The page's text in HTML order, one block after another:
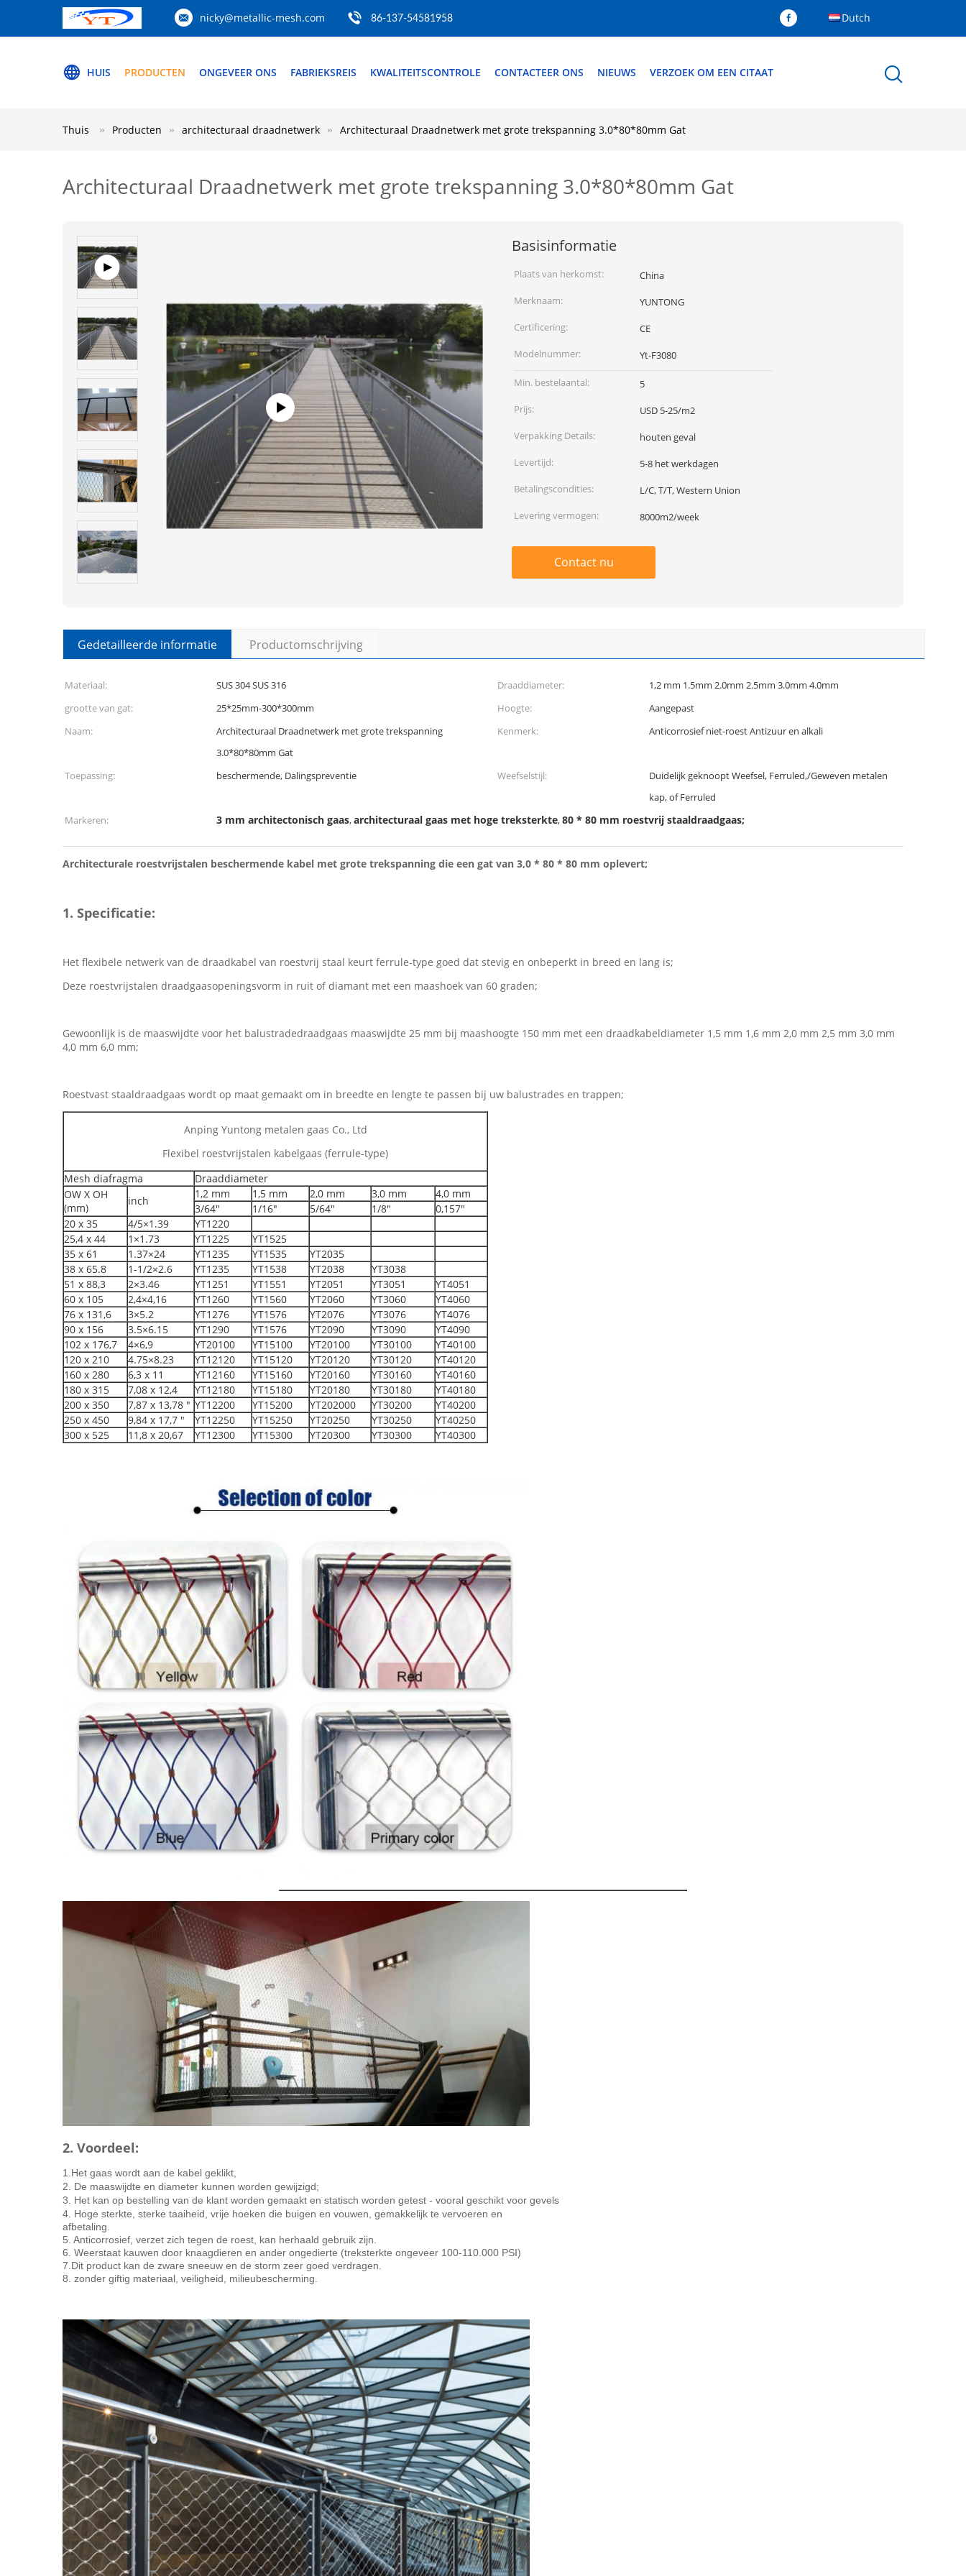
nicky@metallic-mesh.com 86-137-54581958 Dutch
HUIS PRODUCTEN ONGEVEER ONS FABRIEKSREIS KWALITEITSCONTROLE CONTACTEER ONS NIEUWS VERZOEK OM EEN CITAAT
Thuis Producten architecturaal draadnetwerk Architecturaal Draadnetwerk met grote trekspanning 3.0*80*80mm Gat
Architecturaal Draadnetwerk met grote trekspanning 3.0*80*80mm Gat
Basisinformatie
Plaats van herkomst:
China
Merknaam:
YUNTONG
Certificering:
CE
Modelnummer:
Yt-F3080
Min. bestelaantal:
5
Prijs:
USD 5-25/m2
Verpakking Details:
houten geval
Levertijd:
5-8 het werkdagen
Betalingscondities:
L/C, T/T, Western Union
Levering vermogen:
8000m2/week
Contact nu
Gedetailleerde informatie Productomschrijving
Materiaal: SUS 304 SUS 316 Draaddiameter:
1,2 mm 1.5mm 2.0mm 2.5mm 3.0mm 4.0mm
grootte van gat:
25*25mm-300*300mm Hoogte:
Aangepast
Naam:
Architecturaal Draadnetwerk met grote trekspanning
3.0*80*80mm Gat
Kenmerk: Anticorrosief niet-roest Antizuur en alkali
Toepassing: beschermende, Dalingspreventie Weefselstijl:
Duidelijk geknoopt Weefsel, Ferruled,/Geweven metalen
kap, of Ferruled
Markeren:
3 mm architectonisch gaas,architecturaal gaas met hoge treksterkte,80 * 80 mm roestvrij staaldraadgaas;
Architecturale roestvrijstalen beschermende kabel met grote trekspanning die een gat van 3,0 * 80 * 80 mm oplevert;
1. Specificatie:
Het flexibele netwerk van de draadkabel van roestvrij staal keurt ferrule-type goed dat stevig en onbeperkt in breed en lang is;
Deze roestvrijstalen draadgaasopeningsvorm in ruit of diamant met een maashoek van 60 graden;
Gewoonlijk is de maaswijdte voor het balustradedraadgaas maaswijdte 25 mm bij maashoogte 150 mm met een draadkabeldiameter 1,5 mm 1,6 mm 2,0 mm 2,5 mm 3,0 mm
4,0 mm 6,0 mm;
Roestvast staaldraadgaas wordt op maat gemaakt om in breedte en lengte te passen bij uw balustrades en trappen;
Anping Yuntong metalen gaas Co., Ltd
Flexibel roestvrijstalen kabelgaas (ferrule-type)
Mesh diafragma
Draaddiameter
OW X OH
(mm)
inch
1,2 mm 1,5 mm 2,0 mm 3,0 mm
4,0 mm
3/64"
1/16" 5/64" 1/8"
0,157"
20 x 35
4/5×1.39
YT1220
25,4 x 44
1×1.73 YT1225
YT1525
35 x 61
1.37×24 YT1235 YT1535
YT2035
38 x 65.8
1-1/2×2.6 YT1235 YT1538 YT2038
YT3038
51 x 88,3
2×3.46 YT1251 YT1551 YT2051 YT3051
YT4051
60 x 105
2,4×4,16 YT1260 YT1560 YT2060 YT3060
YT4060
76 x 131,6
3×5.2 YT1276 YT1576 YT2076 YT3076
YT4076
90 x 156
3.5×6.15 YT1290 YT1576 YT2090 YT3090
YT4090
102 x 176,7
4×6,9 YT20100 YT15100 YT20100 YT30100
YT40100
120 x 210
4.75×8.23 YT12120 YT15120 YT20120 YT30120
YT40120
160 x 280
6,3 x 11 YT12160 YT15160 YT20160 YT30160
YT40160
180 x 315
7,08 x 12,4 YT12180 YT15180 YT20180 YT30180
YT40180
200 x 350
7,87 x 13,78 " YT12200 YT15200 YT202000 YT30200
YT40200
250 x 450
9,84 x 17,7 " YT12250 YT15250 YT20250 YT30250
YT40250
300 x 525
11,8 x 20,67 YT12300 YT15300 YT20300 YT30300 YT40300
2. Voordeel:
1.Het gaas wordt aan de kabel geklikt,
2. De maaswijdte en diameter kunnen worden gewijzigd;
3. Het kan op bestelling van de klant worden gemaakt en statisch worden getest - vooral geschikt voor gevels
4. Hoge sterkte, sterke taaiheid, vrije hoeken die buigen en vouwen, gemakkelijk te vervoeren en
afbetaling.
5. Anticorrosief, verzet zich tegen de roest, kan herhaald gebruik zijn.
6. Weerstaat kauwen door knaagdieren en ander ongedierte (treksterkte ongeveer 100-110.000 PSI)
7.Dit product kan de zware sneeuw en de storm zeer goed verdragen.
8. zonder giftig materiaal, veiligheid, milieubescherming.